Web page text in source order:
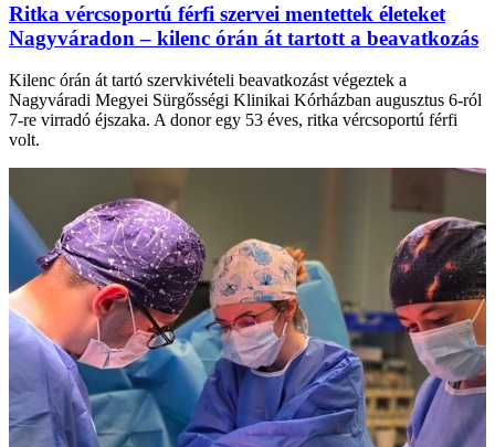
Ritka vércsoportú férfi szervei mentettek életeket
Nagyváradon – kilenc órán át tartott a beavatkozás
Kilenc órán át tartó szervkivételi beavatkozást végeztek a
Nagyváradi Megyei Sürgősségi Klinikai Kórházban augusztus 6-ról
7-re virradó éjszaka. A donor egy 53 éves, ritka vércsoportú férfi
volt.